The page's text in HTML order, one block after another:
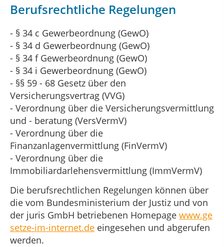
Berufsrechtliche Regelungen
- § 34 c Gewerbeordnung (GewO)
- § 34 d Gewerbeordnung (GewO)
- § 34 f Gewerbeordnung (GewO)
- § 34 i Gewerbeordnung (GewO)
- §§ 59 - 68 Gesetz über den
Versicherungsvertrag (VVG)
- Verordnung über die Versicherungsvermittlung
und - beratung (VersVermV)
- Verordnung über die
Finanzanlagenvermittlung (FinVermV)
- Verordnung über die
Immobiliardarlehensvermittlung (ImmVermV)
Die berufsrechtlichen Regelungen können über
die vom Bundesministerium der Justiz und von
der juris GmbH betriebenen Homepage www.ge
setze-im-internet.de eingesehen und abgerufen
werden.